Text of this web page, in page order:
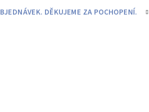
DĚKUJEME ZA POCHOPENÍ.